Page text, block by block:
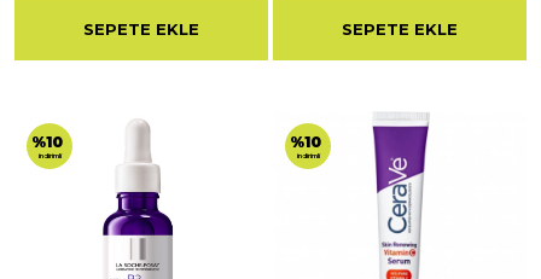
SEPETE EKLE SEPETE EKLE
%10
indirimli
%10
indirimli